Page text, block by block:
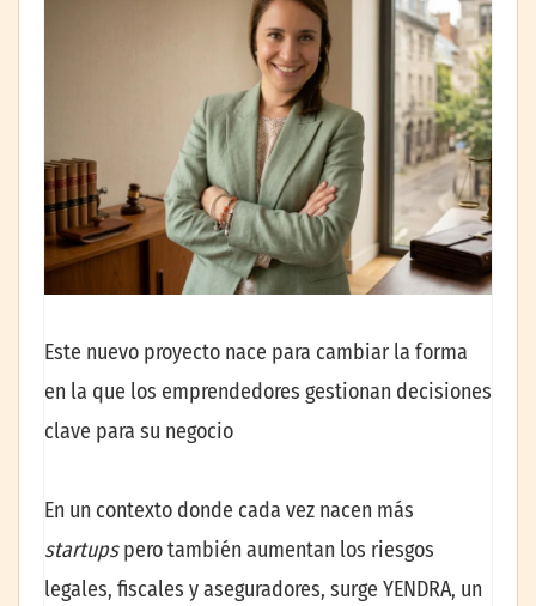
Este nuevo proyecto nace para cambiar la forma
en la que los emprendedores gestionan decisiones
clave para su negocio
En un contexto donde cada vez nacen más
startupspero también aumentan los riesgos
legales, fiscales y aseguradores, surge YENDRA, un